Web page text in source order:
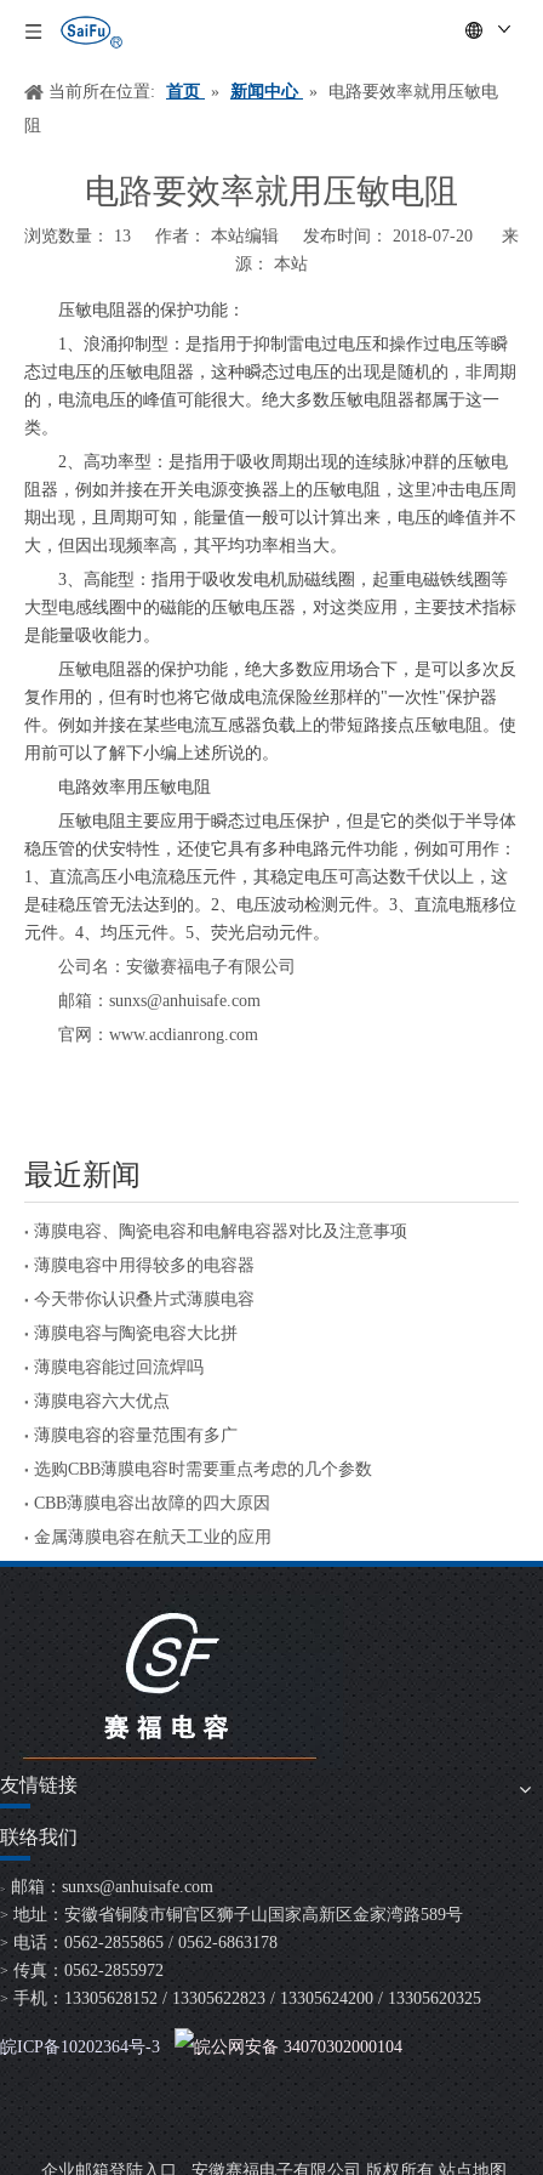
当前所在位置: 首页 » 新闻中心 »
电路要效率就用压敏电
阻
电路要效率就用压敏电阻
浏览数量： 13 作者： 本站编辑 发布时间： 2018-07-20 来
源： 本站
["wechat","weibo","qzone","douban","email"]
压敏电阻器的保护功能：
1、浪涌抑制型：是指用于抑制雷电过电压和操作过电压等瞬
态过电压的压敏电阻器，这种瞬态过电压的出现是随机的，非周期
的，电流电压的峰值可能很大。绝大多数压敏电阻器都属于这一
类。
2、高功率型：是指用于吸收周期出现的连续脉冲群的压敏电
阻器，例如并接在开关电源变换器上的压敏电阻，这里冲击电压周
期出现，且周期可知，能量值一般可以计算出来，电压的峰值并不
大，但因出现频率高，其平均功率相当大。
3、高能型：指用于吸收发电机励磁线圈，起重电磁铁线圈等
大型电感线圈中的磁能的压敏电压器，对这类应用，主要技术指标
是能量吸收能力。
压敏电阻器的保护功能，绝大多数应用场合下，是可以多次反
复作用的，但有时也将它做成电流保险丝那样的"一次性"保护器
件。例如并接在某些电流互感器负载上的带短路接点压敏电阻。使
用前可以了解下小编上述所说的。
电路效率用压敏电阻
压敏电阻主要应用于瞬态过电压保护，但是它的类似于半导体
稳压管的伏安特性，还使它具有多种电路元件功能，例如可用作：
1、直流高压小电流稳压元件，其稳定电压可高达数千伏以上，这
是硅稳压管无法达到的。2、电压波动检测元件。3、直流电瓶移位
元件。4、均压元件。5、荧光启动元件。
公司名：安徽赛福电子有限公司
邮箱：sunxs@anhuisafe.com
官网：www.acdianrong.com
最近新闻
薄膜电容、陶瓷电容和电解电容器对比及注意事项
薄膜电容中用得较多的电容器
今天带你认识叠片式薄膜电容
薄膜电容与陶瓷电容大比拼
薄膜电容能过回流焊吗
薄膜电容六大优点
薄膜电容的容量范围有多广
选购CBB薄膜电容时需要重点考虑的几个参数
CBB薄膜电容出故障的四大原因
金属薄膜电容在航天工业的应用
友情链接
联络我们
> 邮箱： sunxs@anhuisafe.com
> 地址：安徽省铜陵市铜官区狮子山国家高新区金家湾路589号
> 电话：0562-2855865 / 0562-6863178
> 传真：0562-2855972
> 手机：13305628152 / 13305622823 / 13305624200 / 13305620325
皖ICP备10202364号-3 皖公网安备 34070302000104
企业邮箱登陆入口 安徽赛福电子有限公司 版权所有 站点地图